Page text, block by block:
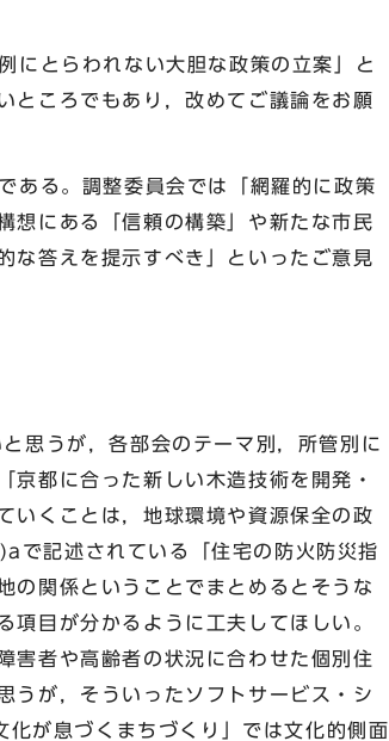
とらわれない大胆な政策の立案」と
ところでもあり，改めてご議論をお願
る。調整委員会では「網羅的に政策
想にある「信頼の構築」や新たな市民
な答えを提示すべき」といったご意見
思うが，各部会のテーマ別，所管別に
都に合った新しい木造技術を開発・
いくことは，地球環境や資源保全の政
で記述されている「住宅の防火防災指
の関係ということでまとめるとそうな
目が分かるように工夫してほしい。
害者や高齢者の状況に合わせた個別住
うが，そういったソフトサービス・シ
が息づくまちづくり」では文化的側面